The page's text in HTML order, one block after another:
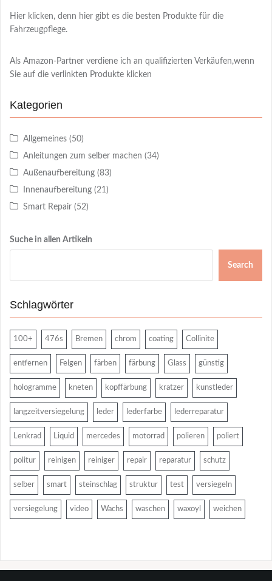
Hier klicken, denn hier gibt es die besten Produkte für die
Fahrzeugpflege.
Als Amazon-Partner verdiene ich an qualifizierten Verkäufen,wenn
Sie auf die verlinkten Produkte klicken
Kategorien
Allgemeines (50)
Anleitungen zum selber machen (34)
Außenaufbereitung (83)
Innenaufbereitung (21)
Smart Repair (52)
Suche in allen Artikeln
Search
Schlagwörter
100+ 476s Bremen chrom coating Collinite
entfernen Felgen färben färbung Glass günstig
hologramme kneten kopffärbung kratzer kunstleder
langzeitversiegelung leder lederfarbe lederreparatur
Lenkrad Liquid mercedes motorrad polieren poliert
politur reinigen reiniger repair reparatur schutz
selber smart steinschlag struktur test versiegeln
versiegelung video Wachs waschen waxoyl weichen